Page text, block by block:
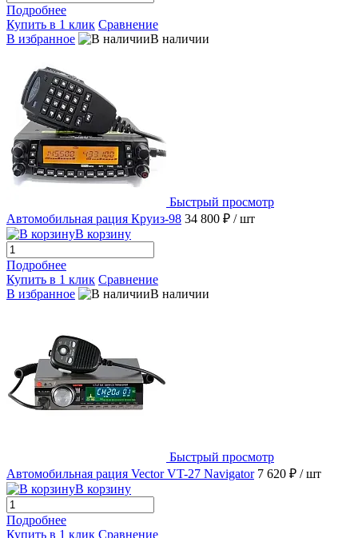
Подробнее
Купить в 1 клик Сравнение
В избранное
В наличии
Быстрый просмотр
Автомобильная рация Круиз-98 34 800 ₽ / шт
В корзину
Подробнее
Купить в 1 клик Сравнение
В избранное
В наличии
Быстрый просмотр
Автомобильная рация Vector VT-27 Navigator 7 620 ₽ / шт
В корзину
Подробнее
Купить в 1 клик Сравнение